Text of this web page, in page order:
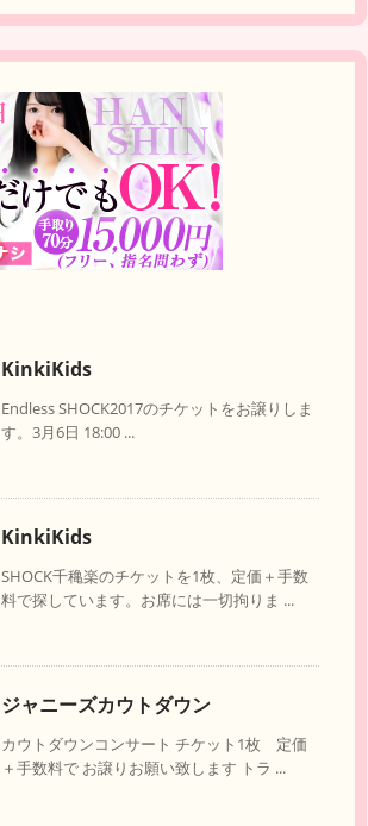
KinkiKids
Endless SHOCK2017のチケットをお譲りしま
す。3月6日 18:00 ...
KinkiKids
SHOCK千穐楽のチケットを1枚、定価＋手数
料で探しています。お席には一切拘りま ...
ジャニーズカウトダウン
カウトダウンコンサート チケット1枚 定価
＋手数料で お譲りお願い致します トラ ...